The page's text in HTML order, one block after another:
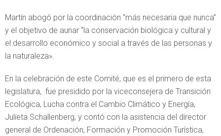
Martín abogó por la coordinación “más necesaria que nunca”
y el objetivo de aunar “la conservación biológica y cultural y
el desarrollo económico y social a través de las personas y
la naturaleza».
En la celebración de este Comité, que es el primero de esta
legislatura, fue presidido por la viceconsejera de Transición
Ecológica, Lucha contra el Cambio Climático y Energía,
Julieta Schallenberg, y contó con la asistencia del director
general de Ordenación, Formación y Promoción Turística,